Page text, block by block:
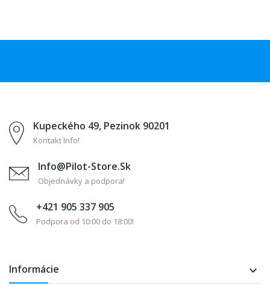
Kupeckého 49, Pezinok 90201
Kontakt Info!
Info@pilot-Store.sk
Objednávky a podpora!
+421 905 337 905
Podpora od 10:00 do 18:00!
Informácie keyboard_arrow_down